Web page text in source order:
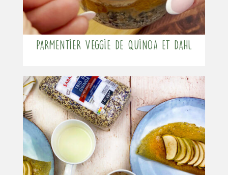
Parmentier veggie de quinoa et dahl